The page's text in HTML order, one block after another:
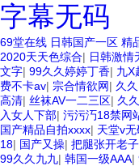
字幕无码
69堂在线 日韩国产一区 精
欧美3级网站 一区二区亚
放 欧美黄片免费视频在线
二区三区狼群 一级二级久
亚洲成人噜噜噜噜噜 ,91精
欧美一级特黄在线夜 在线
特黄一级户外 99精品国产
国产黄色一区毛片 欧美日
成人色综网 欧美韩国日本
2020天天色综合| 日韩激情
文字| 99久久婷婷丁香| 九X
费不卡av| 宗合情欲网| 久
高清| 丝袜AV一二三区| 久
入女人下部| 污污汅18禁网
国产精品自拍xxxx| 天堂v
18| 国产又操| 把腿张开老
99久久九九| 韩国一级AAA|